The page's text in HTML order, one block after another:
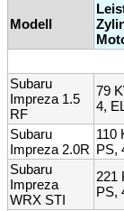
Modell
Subaru
Impreza 1.5
RF
79
4,
Subaru
Impreza 2.0R
110
PS,
Subaru
Impreza
WRX STI
221
PS,